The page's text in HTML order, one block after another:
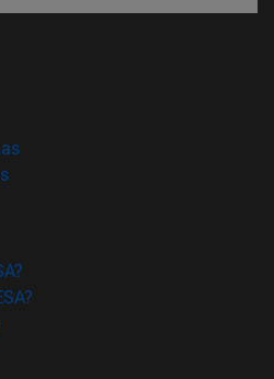
ventana)
(abre en nueva ventana)
(abre en nueva ventana)